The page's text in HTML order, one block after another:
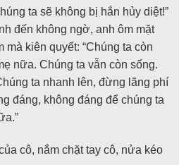
ta sẽ không bị hắn hủy diệt!”
đến không ngờ, anh ôm mặt
mà kiên quyết: “Chúng ta còn
nữa. Chúng ta vẫn còn sống.
ta nhanh lên, đừng lãng phí
đáng, không đáng để chúng ta
cô, nắm chặt tay cô, nửa kéo